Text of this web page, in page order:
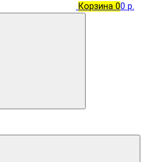
Корзина 00 р.